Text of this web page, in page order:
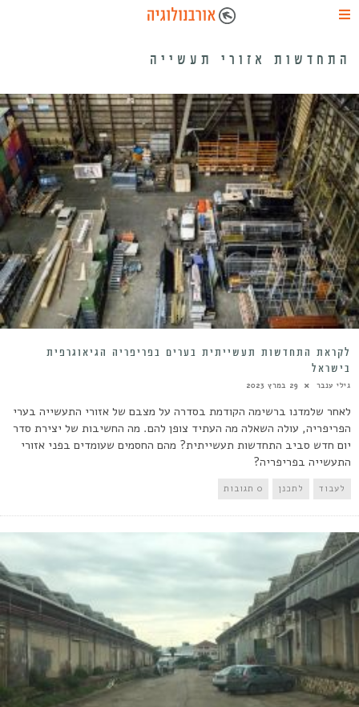
התחדשות אזורי תעשייה
לקראת התחדשות תעשייתית בערים בפריפריה הגיאוגרפית
בישראל
גילי ענבר 29 במרץ 2023
לאחר שלמדנו ברשימה הקודמת בסדרה על מצבם של אזורי התעשייה בערי
הפריפריה, עולה השאלה מה העתיד צופן להם. מה החשיבות של יצירת סדר
יום חדש סביב התחדשות תעשייתית? מהם החסמים שעומדים בפני אזורי
התעשייה בפריפריה?
לעבוד לתכנן 0 תגובות